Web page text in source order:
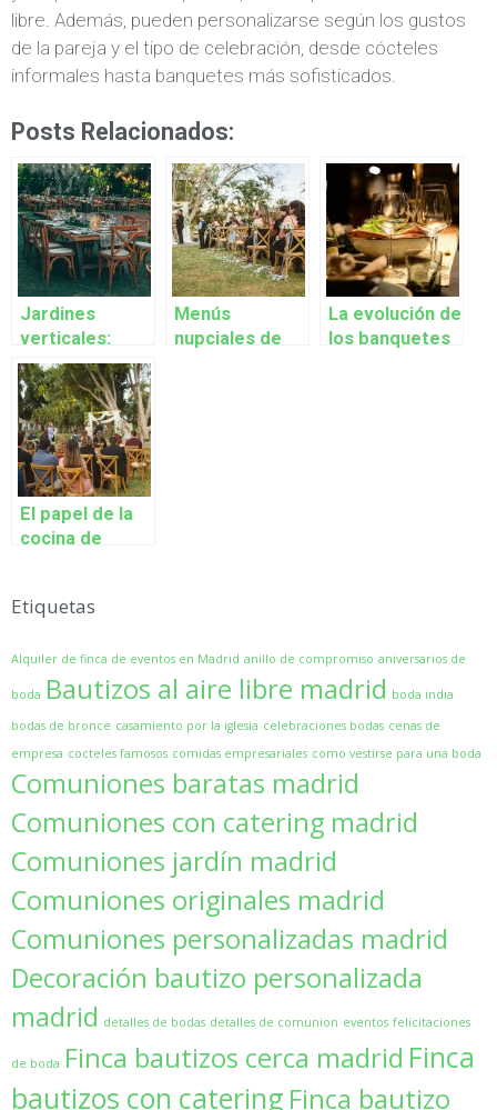
libre. Además, pueden personalizarse según los gustos
de la pareja y el tipo de celebración, desde cócteles
informales hasta banquetes más sofisticados.
Posts Relacionados:
Jardines
verticales:
tendencia
sostenible en
fincas para
bodas en
Madrid
Menús
nupciales de
La evolución de
los banquetes
El papel de la
cocina de
bodas en
Etiquetas
Alquiler de finca de eventos en Madrid anillo de compromiso aniversarios de
boda Bautizos al aire libre madrid boda india
bodas de bronce casamiento por la iglesia celebraciones bodas cenas de
empresa cocteles famosos comidas empresariales como vestirse para una boda
Comuniones baratas madrid
Comuniones con catering madrid
Comuniones jardín madrid
Comuniones originales madrid
Comuniones personalizadas madrid
Decoración bautizo personalizada
madrid detalles de bodas detalles de comunion eventos felicitaciones
de boda Finca bautizos cerca madrid Finca
bautizos con catering Finca bautizo